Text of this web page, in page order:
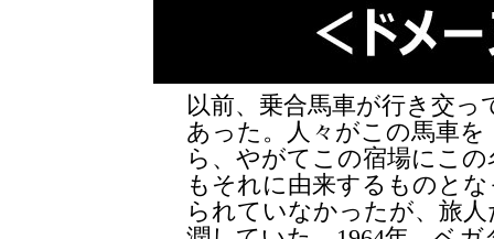
以前、乗合馬車が行き交
あった。人々がこの馬車
ら、やがてこの宿場にこ
もそれに由来するものと
られていなかったが、旅